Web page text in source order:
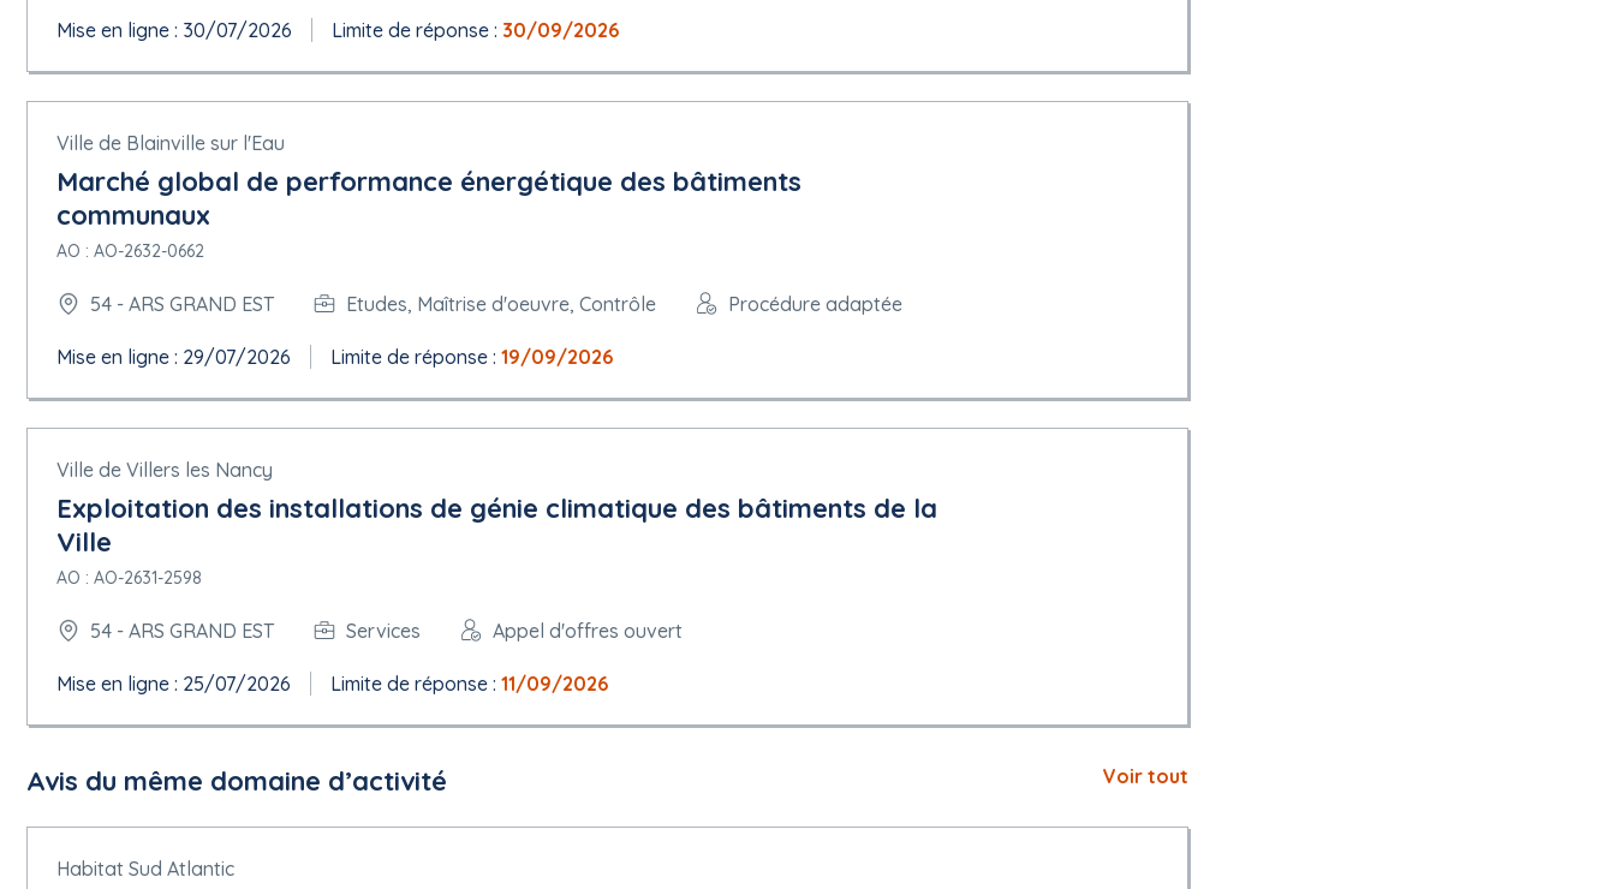
Mise en ligne : 30/07/2026 Limite de réponse : 30/09/2026
Ville de Blainville sur l'Eau
Marché global de performance énergétique des bâtiments
communaux
AO : AO-2632-0662
54 - ARS GRAND EST Etudes, Maîtrise d'oeuvre, Contrôle Procédure adaptée
Mise en ligne : 29/07/2026 Limite de réponse : 19/09/2026
Ville de Villers les Nancy
Exploitation des installations de génie climatique des bâtiments de la
Ville
AO : AO-2631-2598
54 - ARS GRAND EST Services Appel d'offres ouvert
Mise en ligne : 25/07/2026 Limite de réponse : 11/09/2026
Avis du même domaine d’activité Voir tout
Habitat Sud Atlantic